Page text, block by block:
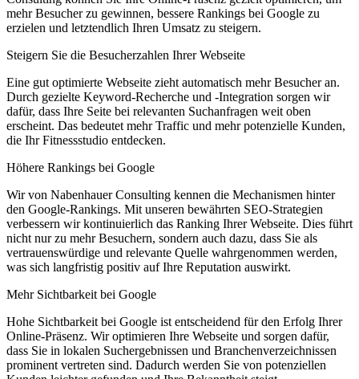
mehr Besucher zu gewinnen, bessere Rankings bei Google zu
erzielen und letztendlich Ihren Umsatz zu steigern.
Steigern Sie die Besucherzahlen Ihrer Webseite
Eine gut optimierte Webseite zieht automatisch mehr Besucher an.
Durch gezielte Keyword-Recherche und -Integration sorgen wir
dafür, dass Ihre Seite bei relevanten Suchanfragen weit oben
erscheint. Das bedeutet mehr Traffic und mehr potenzielle Kunden,
die Ihr Fitnessstudio entdecken.
Höhere Rankings bei Google
Wir von Nabenhauer Consulting kennen die Mechanismen hinter
den Google-Rankings. Mit unseren bewährten SEO-Strategien
verbessern wir kontinuierlich das Ranking Ihrer Webseite. Dies führt
nicht nur zu mehr Besuchern, sondern auch dazu, dass Sie als
vertrauenswürdige und relevante Quelle wahrgenommen werden,
was sich langfristig positiv auf Ihre Reputation auswirkt.
Mehr Sichtbarkeit bei Google
Hohe Sichtbarkeit bei Google ist entscheidend für den Erfolg Ihrer
Online-Präsenz. Wir optimieren Ihre Webseite und sorgen dafür,
dass Sie in lokalen Suchergebnissen und Branchenverzeichnissen
prominent vertreten sind. Dadurch werden Sie von potenziellen